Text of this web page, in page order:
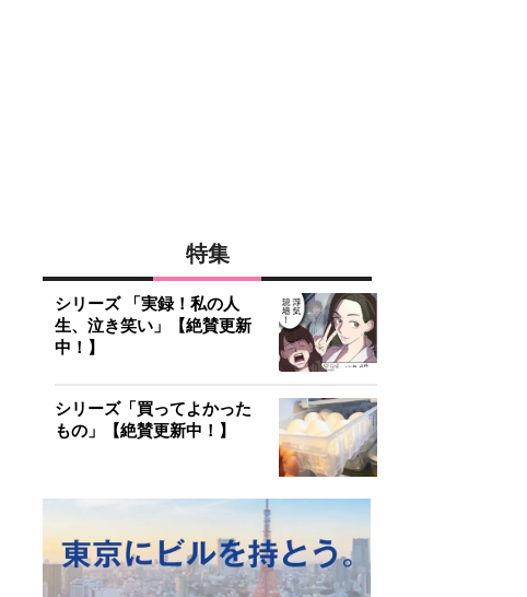
特集
シリーズ 「実録！私の人
生、泣き笑い」【絶賛更新
中！】
シリーズ「買ってよかった
もの」【絶賛更新中！】